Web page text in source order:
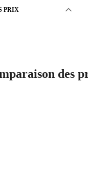
PRIX
des